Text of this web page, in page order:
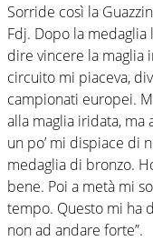
Sorride così la
Fdj. Dopo la medaglia
dire vincere la maglia
circuito mi piaceva,
campionati europei.
alla maglia iridata, ma
un po’ mi dispiace di
medaglia di bronzo.
bene. Poi a metà mi
tempo. Questo mi ha
non ad andare forte”.